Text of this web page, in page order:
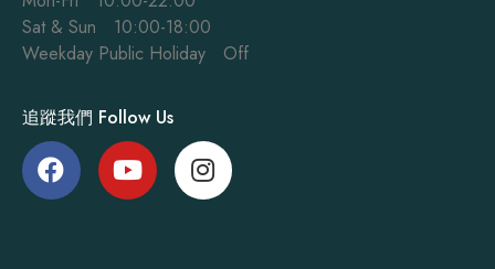
Sat & Sun 10:00-18:00
Weekday Public Holiday Off
追蹤我們 Follow Us